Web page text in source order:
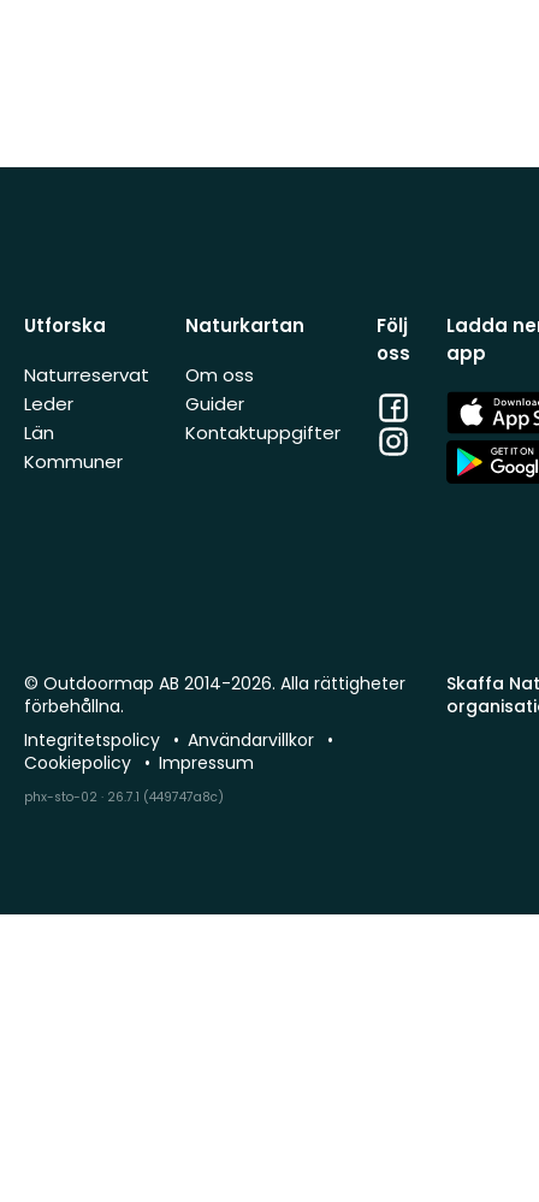
Utforska
Naturreservat
Leder
Län
Kommuner
Naturkartan
Om oss
Guider
Kontaktuppgifter
Följ
oss
Facebook
Instagram
Ladda
app
App
Store
App
Store
Skaffa
© Outdoormap AB 2014-2026. Alla rättigheter
förbehållna.
Integritetspolicy
Användarvillkor
Cookiepolicy
Impressum
phx-sto-02 · 26.7.1 (449747a8c)